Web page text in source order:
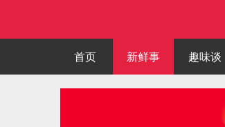
首页 新鲜事 趣味谈